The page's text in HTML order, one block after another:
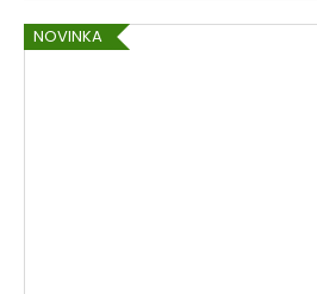
NOVINKA